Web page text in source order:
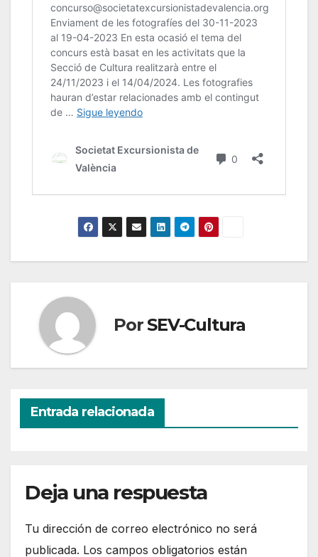
Por SEV-Cultura
Entrada relacionada
Deja una respuesta
Tu dirección de correo electrónico no será
publicada. Los campos obligatorios están